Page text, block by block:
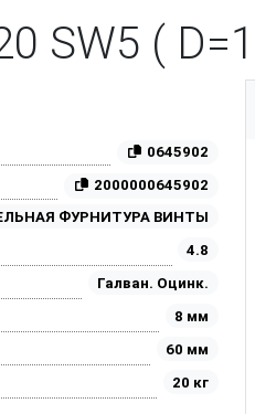
SW5 (
0645902
2000000645902
ФУРНИТУРА ВИНТЫ
4.8
Галван. Оцинк.
8 мм
60 мм
20 кг